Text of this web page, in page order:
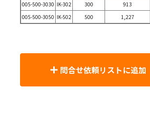
005-500-3030 IK-302 300 913
005-500-3050 IK-502 500 1,227
問合せ依頼リストに追加